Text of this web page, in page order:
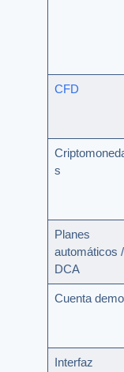
CFD
s
Planes
automáticos /
DCA
Cuenta demo
Interfaz